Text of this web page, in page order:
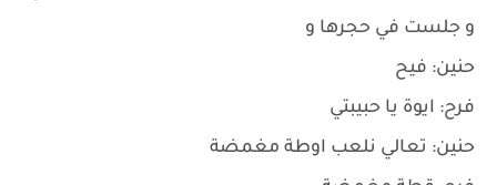
و جلست في حجرها و
حنين: فيح
فرح: ايوة يا حبيبتي
حنين: تعالي نلعب اوطة مغمضة